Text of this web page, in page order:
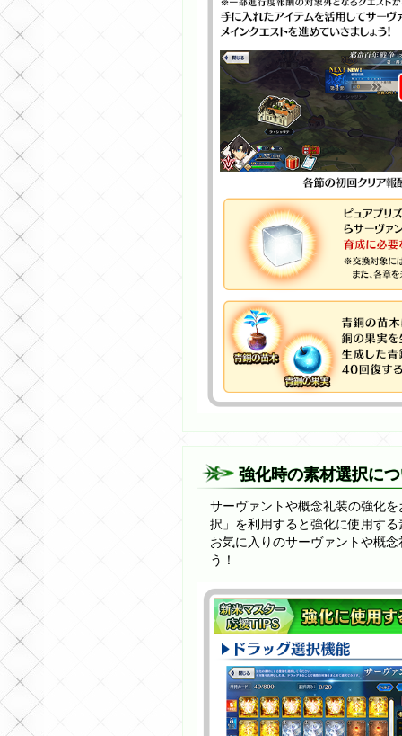
強化時の素材選択に
サーヴァントや概念礼装の強化
択」を利用すると強化に使用す
お気に入りのサーヴァントや概
う！